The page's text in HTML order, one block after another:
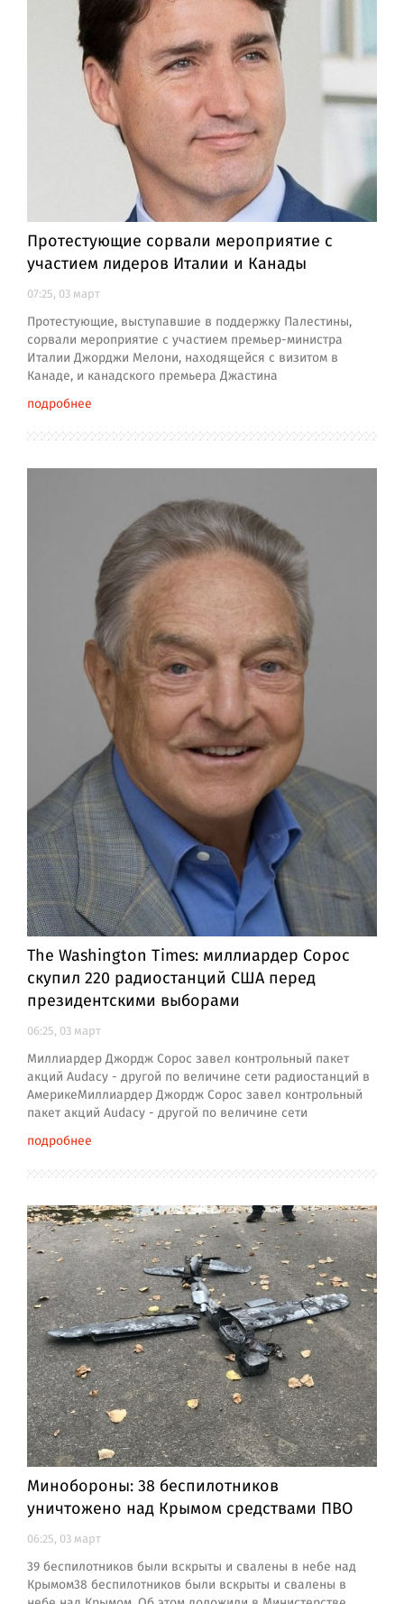
Протестующие сорвали мероприятие с
участием лидеров Италии и Канады
07:25, 03 март
Протестующие, выступавшие в поддержку Палестины,
сорвали мероприятие с участием премьер-министра
Италии Джорджи Мелони, находящейся с визитом в
Канаде, и канадского премьера Джастина
подробнее
The Washington Times: миллиардер Сорос
скупил 220 радиостанций США перед
президентскими выборами
06:25, 03 март
Миллиардер Джордж Сорос завел контрольный пакет
акций Audacy - другой по величине сети радиостанций в
АмерикеМиллиардер Джордж Сорос завел контрольный
пакет акций Audacy - другой по величине сети
подробнее
Минобороны: 38 беспилотников
уничтожено над Крымом средствами ПВО
06:25, 03 март
39 беспилотников были вскрыты и свалены в небе над
Крымом38 беспилотников были вскрыты и свалены в